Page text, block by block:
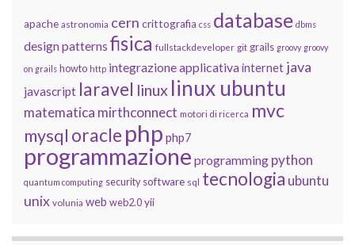
apache astronomia cern crittografia css database dbms
design patterns fisica fullstackdeveloper git grails groovy groovy
on grails howto http integrazione applicativainternet java
javascript laravel linux linux ubuntu
matematica mirthconnect motori di ricerca mvc
mysql oracle php php7
programmazione programming python
quantum computing security software sql tecnologia ubuntu
unix volunia web web2.0 yii